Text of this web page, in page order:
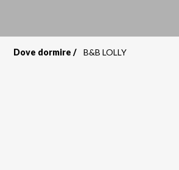
Dove dormire B&B LOLLY